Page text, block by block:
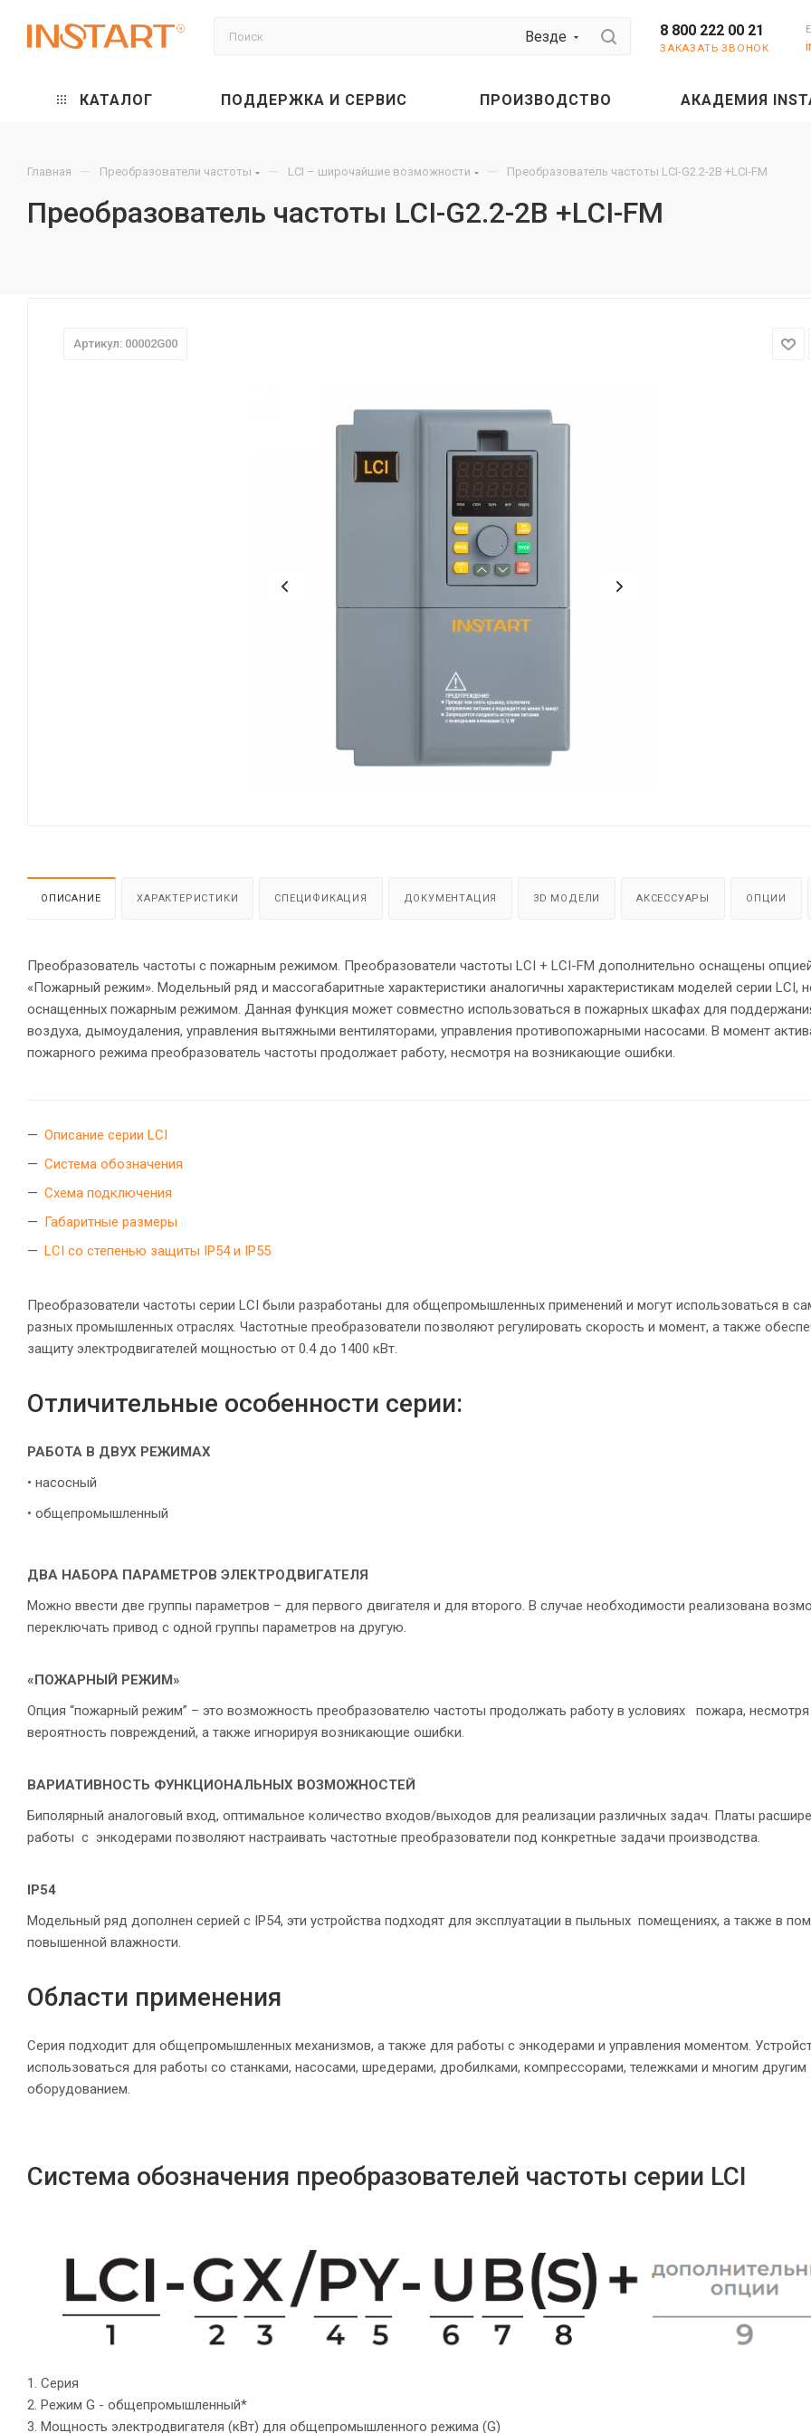
Везде 8 800 222 00 21
ЗАКАЗАТЬ ЗВОНОК
КАТАЛОГ ПОДДЕРЖКА И СЕРВИС ПРОИЗВОДСТВО АКАДЕМИЯ
Главная — Преобразователи частоты — LCI – широчайшие возможности — Преобразователь частоты LCI-G2.2-2B +LCI-FM
Преобразователь частоты LCI-G2.2-2B +LCI-FM
Артикул: 00002G00
ОПИСАНИЕ ХАРАКТЕРИСТИКИ СПЕЦИФИКАЦИЯ ДОКУМЕНТАЦИЯ 3D МОДЕЛИ АКСЕССУАРЫ ОПЦИИ
Преобразователь частоты с пожарным режимом. Преобразователи частоты LCI + LCI-FM дополнительно оснащены
«Пожарный режим». Модельный ряд и массогабаритные характеристики аналогичны характеристикам моделей серии LCI,
оснащенных пожарным режимом. Данная функция может совместно использоваться в пожарных шкафах для
воздуха, дымоудаления, управления вытяжными вентиляторами, управления противопожарными насосами. В момент
пожарного режима преобразователь частоты продолжает работу, несмотря на возникающие ошибки.
Описание серии LCI
Система обозначения
Схема подключения
Габаритные размеры
LCI со степенью защиты IP54 и IP55
Преобразователи частоты серии LCI были разработаны для общепромышленных применений и могут использоваться в
разных промышленных отраслях. Частотные преобразователи позволяют регулировать скорость и момент, а также
защиту электродвигателей мощностью от 0.4 до 1400 кВт.
Отличительные особенности серии:
РАБОТА В ДВУХ РЕЖИМАХ
• насосный
• общепромышленный
ДВА НАБОРА ПАРАМЕТРОВ ЭЛЕКТРОДВИГАТЕЛЯ
Можно ввести две группы параметров – для первого двигателя и для второго. В случае необходимости реализована
переключать привод с одной группы параметров на другую.
«ПОЖАРНЫЙ РЕЖИМ»
Опция “пожарный режим” – это возможность преобразователю частоты продолжать работу в условиях пожара,
вероятность повреждений, а также игнорируя возникающие ошибки.
ВАРИАТИВНОСТЬ ФУНКЦИОНАЛЬНЫХ ВОЗМОЖНОСТЕЙ
Биполярный аналоговый вход, оптимальное количество входов/выходов для реализации различных задач. Платы
работы с энкодерами позволяют настраивать частотные преобразователи под конкретные задачи производства.
IP54
Модельный ряд дополнен серией с IP54, эти устройства подходят для эксплуатации в пыльных помещениях, а также в
повышенной влажности.
Области применения
Серия подходит для общепромышленных механизмов, а также для работы с энкодерами и управления моментом.
использоваться для работы со станками, насосами, шредерами, дробилками, компрессорами, тележками и многим другим
оборудованием.
Система обозначения преобразователей частоты серии LCI
1. Серия
2. Режим G - общепромышленный*
3. Мощность электродвигателя (кВт) для общепромышленного режима (G)